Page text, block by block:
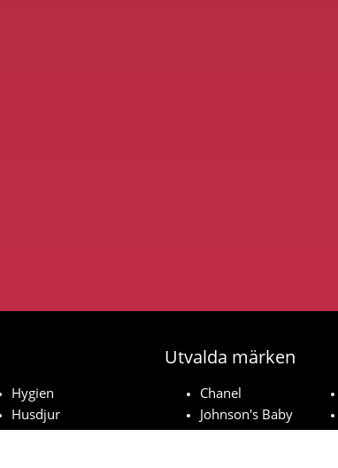
Hygien
Husdjur
Utvalda märken
Chanel
Johnson's Baby
Bozita